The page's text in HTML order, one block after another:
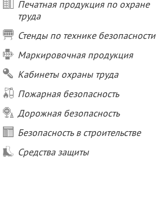
Печатная продукция по охране
труда
Стенды по технике безопасности
Маркировочная продукция
Кабинеты охраны труда
Пожарная безопасность
Дорожная безопасность
Безопасность в строительстве
Средства защиты